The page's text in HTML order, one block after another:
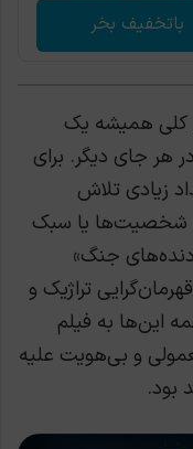
باتخفیف بخر
کلی همیشه یک
هر جای دیگر. برای
زیادی تلاش
شخصیت‌ها یا سبک
جنگ»
تراژیک و
به فیلم
و بی‌هویت علیه
بود.